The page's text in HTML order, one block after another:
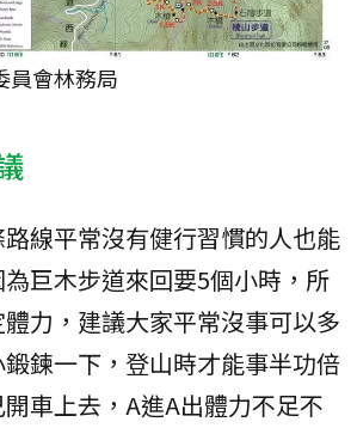
員會林務局
線平常沒有健行習慣的人也能
巨木步道來回要5個小時，所
力，建議大家平常沒事可以多
鍊一下，登山時才能事半功倍
車上去，A進A出體力不足不